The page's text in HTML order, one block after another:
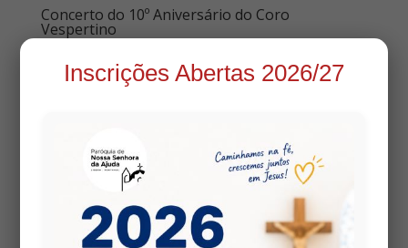
Concerto do 10º Aniversário do Coro
Vespertino
No passado Sábado, o Coro Vespertino culminou as
na Eucaristia das 19h00, este coro eleva a Palavra
de Cristo pelo canto. Nascido em Janas em Julho de
1998, chegou até hoje, com...
Inscrições Abertas 2026/27